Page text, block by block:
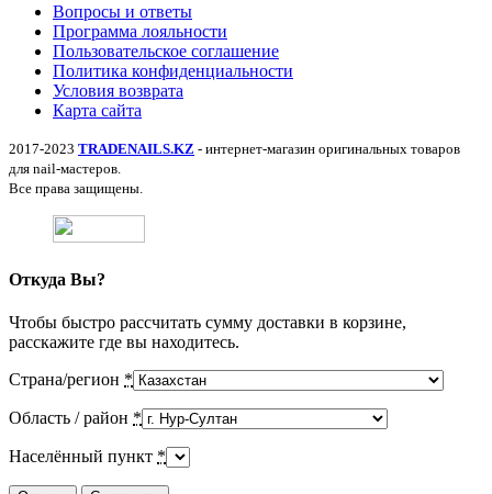
Вопросы и ответы
Программа лояльности
Пользовательское соглашение
Политика конфиденциальности
Условия возврата
Карта сайта
2017-2023 TRADENAILS.KZ - интернет-магазин оригинальных товаров
для nail-мастеров.
Все права защищены.
Откуда Вы?
Чтобы быстро рассчитать сумму доставки в корзине,
расскажите где вы находитесь.
Страна/регион *
Область / район *
Населённый пункт *